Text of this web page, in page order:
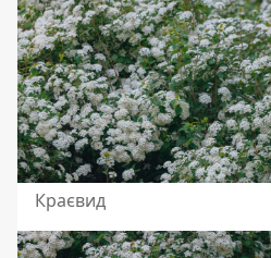
Краєвид